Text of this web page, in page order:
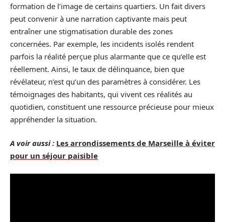
formation de l’image de certains quartiers. Un fait divers
peut convenir à une narration captivante mais peut
entraîner une stigmatisation durable des zones
concernées. Par exemple, les incidents isolés rendent
parfois la réalité perçue plus alarmante que ce qu’elle est
réellement. Ainsi, le taux de délinquance, bien que
révélateur, n’est qu’un des paramètres à considérer. Les
témoignages des habitants, qui vivent ces réalités au
quotidien, constituent une ressource précieuse pour mieux
appréhender la situation.
A voir aussi : Les arrondissements de Marseille à éviter
pour un séjour paisible